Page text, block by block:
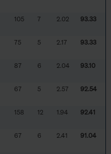
105 7 2.02 93.33
75 5 2.17 93.33
87 6 2.04 93.10
67 5 2.57 92.54
158 12 1.94 92.41
67 6 2.41 91.04